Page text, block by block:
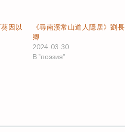
因以
《尋南溪常山道人隱居》劉長
卿
2024-03-30
В "поэзия"